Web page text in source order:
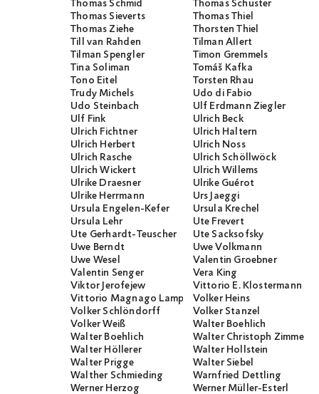
Thomas Schmid
Thomas Schuster
Thomas Sieverts
Thomas Thiel
Thomas Ziehe
Thorsten Thiel
Till van Rahden
Tilman Allert
Tilman Spengler
Timon Gremmels
Tina Soliman
Tomáš Kafka
Tono Eitel
Torsten Rhau
Trudy Michels
Udo di Fabio
Udo Steinbach
Ulf Erdmann Ziegler
Ulf Fink
Ulrich Beck
Ulrich Fichtner
Ulrich Haltern
Ulrich Herbert
Ulrich Noss
Ulrich Rasche
Ulrich Schöllwöck
Ulrich Wickert
Ulrich Willems
Ulrike Draesner
Ulrike Guérot
Ulrike Herrmann
Urs Jaeggi
Ursula Engelen-Kefer
Ursula Krechel
Ursula Lehr
Ute Frevert
Ute Gerhardt-Teuscher
Ute Sacksofsky
Uwe Berndt
Uwe Volkmann
Uwe Wesel
Valentin Groebner
Valentin Senger
Vera King
Viktor Jerofejew
Vittorio E. Klostermann
Vittorio Magnago LampugnaniVolker Heins
Volker Schlöndorff
Volker Stanzel
Volker Weiß
Walter Boehlich
Walter Boehlich
Walter Christoph Zimmerli
Walter Höllerer
Walter Hollstein
Walter Prigge
Walter Siebel
Walther Schmieding
Warnfried Dettling
Werner Herzog
Werner Müller-Esterl